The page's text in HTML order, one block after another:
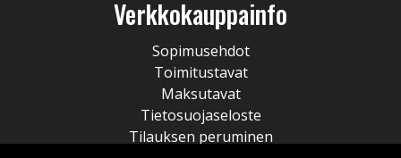
Verkkokauppainfo
Sopimusehdot
Toimitustavat
Maksutavat
Tietosuojaseloste
Tilauksen peruminen